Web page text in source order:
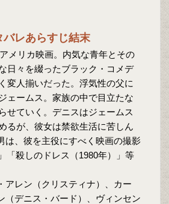
バレあらすじ結末
メリカ映画。内気な青年とその
日々を綴ったブラック・コメデ
変人揃いだった。浮気性の父に
ェームス。家族の中で目立たな
せていく。デニスはジェームス
るが、彼女は禁欲生活に苦しん
は、彼を主役にすべく映画の撮影
「殺しのドレス（1980年）」等
レン（クリスティナ）、カー
（デニス・バード）、ヴィンセン